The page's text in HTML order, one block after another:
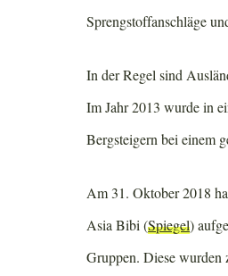
Sprengstoffanschläge
In der Regel sind
Im Jahr 2013 wurde in
Bergsteigern bei einem
Am 31. Oktober 2018
Asia Bibi (Spiegel)
Gruppen. Diese wurden